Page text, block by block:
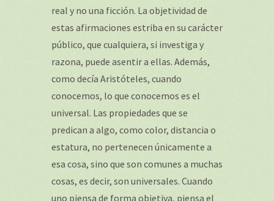
real y no una ficción. La objetividad de
estas afirmaciones estriba en su carácter
público, que cualquiera, si investiga y
razona, puede asentir a ellas. Además,
como decía Aristóteles, cuando
conocemos, lo que conocemos es el
universal. Las propiedades que se
predican a algo, como color, distancia o
estatura, no pertenecen únicamente a
esa cosa, sino que son comunes a muchas
cosas, es decir, son universales. Cuando
uno piensa de forma objetiva, piensa el